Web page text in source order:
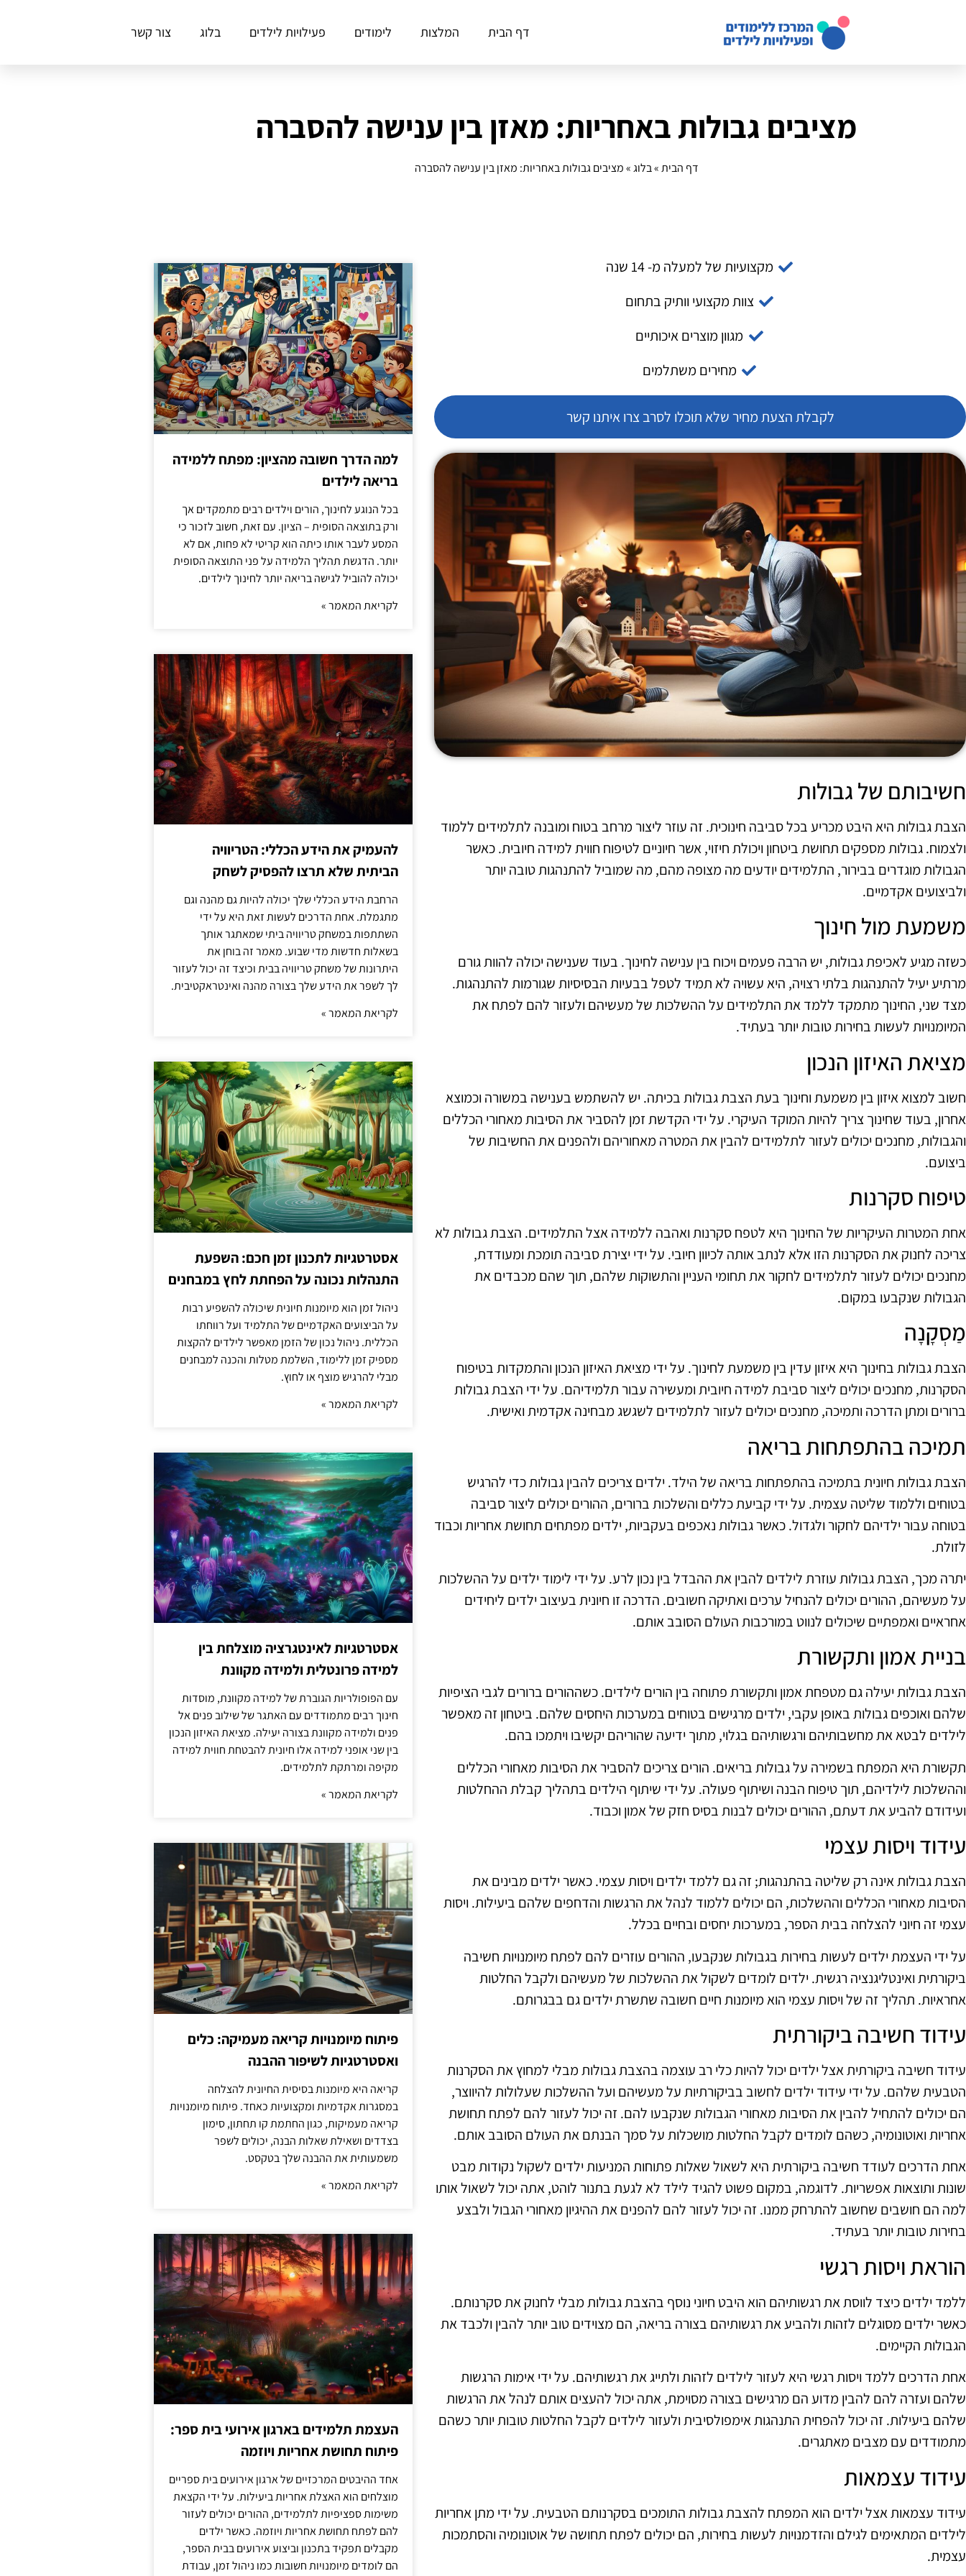
דף הבית המלצות לימודים פעילויות לילדים בלוג צור קשר
מציבים גבולות באחריות: מאזן בין ענישה להסברה
דף הבית»בלוג»מציבים גבולות באחריות: מאזן בין ענישה להסברה
מקצועיות של למעלה מ- 14 שנה
צוות מקצועי וותיק בתחום
מגוון מוצרים איכותיים
מחירים משתלמים
לקבלת הצעת מחיר שלא תוכלו לסרב צרו איתנו קשר
חשיבותם של גבולות
הצבת גבולות היא היבט מכריע בכל סביבה חינוכית. זה עוזר ליצור מרחב בטוח ומובנה לתלמידים ללמוד
ולצמוח. גבולות מספקים תחושת ביטחון ויכולת חיזוי, אשר חיוניים לטיפוח חווית למידה חיובית. כאשר
הגבולות מוגדרים בבירור, התלמידים יודעים מה מצופה מהם, מה שמוביל להתנהגות טובה יותר
ולביצועים אקדמיים.
משמעת מול חינוך
כשזה מגיע לאכיפת גבולות, יש הרבה פעמים ויכוח בין ענישה לחינוך. בעוד שענישה יכולה להוות גורם
מרתיע יעיל להתנהגות בלתי רצויה, היא עשויה לא תמיד לטפל בבעיות הבסיסיות שגורמות להתנהגות.
מצד שני, החינוך מתמקד ללמד את התלמידים על ההשלכות של מעשיהם ולעזור להם לפתח את
המיומנויות לעשות בחירות טובות יותר בעתיד.
מציאת האיזון הנכון
חשוב למצוא איזון בין משמעת וחינוך בעת הצבת גבולות בכיתה. יש להשתמש בענישה במשורה וכמוצא
אחרון, בעוד שחינוך צריך להיות המוקד העיקרי. על ידי הקדשת זמן להסביר את הסיבות מאחורי הכללים
והגבולות, מחנכים יכולים לעזור לתלמידים להבין את המטרה מאחוריהם ולהפנים את החשיבות של
ביצועם.
טיפוח סקרנות
אחת המטרות העיקריות של החינוך היא לטפח סקרנות ואהבה ללמידה אצל התלמידים. הצבת גבולות לא
צריכה לחנוק את הסקרנות הזו אלא לנתב אותה לכיוון חיובי. על ידי יצירת סביבה תומכת ומעודדת,
מחנכים יכולים לעזור לתלמידים לחקור את תחומי העניין והתשוקות שלהם, תוך שהם מכבדים את
הגבולות שנקבעו במקום.
מַסְקָנָה
הצבת גבולות בחינוך היא איזון עדין בין משמעת לחינוך. על ידי מציאת האיזון הנכון והתמקדות בטיפוח
הסקרנות, מחנכים יכולים ליצור סביבת למידה חיובית ומעשירה עבור תלמידיהם. על ידי הצבת גבולות
ברורים ומתן הדרכה ותמיכה, מחנכים יכולים לעזור לתלמידים לשגשג מבחינה אקדמית ואישית.
תמיכה בהתפתחות בריאה
הצבת גבולות חיונית בתמיכה בהתפתחות בריאה של הילד. ילדים צריכים להבין גבולות כדי להרגיש
בטוחים וללמוד שליטה עצמית. על ידי קביעת כללים והשלכות ברורים, ההורים יכולים ליצור סביבה
בטוחה עבור ילדיהם לחקור ולגדול. כאשר גבולות נאכפים בעקביות, ילדים מפתחים תחושת אחריות וכבוד
לזולת.
יתרה מכך, הצבת גבולות עוזרת לילדים להבין את ההבדל בין נכון לרע. על ידי לימוד ילדים על ההשלכות
על מעשיהם, ההורים יכולים להנחיל ערכים ואתיקה חשובים. הדרכה זו חיונית בעיצוב ילדים ליחידים
אחראיים ואמפתיים שיכולים לנווט במורכבות העולם הסובב אותם.
בניית אמון ותקשורת
הצבת גבולות יעילה גם מטפחת אמון ותקשורת פתוחה בין הורים לילדים. כשההורים ברורים לגבי הציפיות
שלהם ואוכפים גבולות באופן עקבי, ילדים מרגישים בטוחים במערכות היחסים שלהם. ביטחון זה מאפשר
לילדים לבטא את מחשבותיהם ורגשותיהם בגלוי, מתוך ידיעה שהוריהם יקשיבו ויתמכו בהם.
תקשורת היא המפתח בשמירה על גבולות בריאים. הורים צריכים להסביר את הסיבות מאחורי הכללים
וההשלכות לילדיהם, תוך טיפוח הבנה ושיתוף פעולה. על ידי שיתוף הילדים בתהליך קבלת ההחלטות
ועידודם להביע את דעתם, ההורים יכולים לבנות בסיס חזק של אמון וכבוד.
עידוד ויסות עצמי
הצבת גבולות אינה רק שליטה בהתנהגות; זה גם ללמד ילדים ויסות עצמי. כאשר ילדים מבינים את
הסיבות מאחורי הכללים וההשלכות, הם יכולים ללמוד לנהל את הרגשות והדחפים שלהם ביעילות. ויסות
עצמי זה חיוני להצלחה בבית הספר, במערכות יחסים ובחיים בכלל.
על ידי העצמת ילדים לעשות בחירות בגבולות שנקבעו, ההורים עוזרים להם לפתח מיומנויות חשיבה
ביקורתית ואינטליגנציה רגשית. ילדים לומדים לשקול את ההשלכות של מעשיהם ולקבל החלטות
אחראיות. תהליך זה של ויסות עצמי הוא מיומנות חיים חשובה שתשרת ילדים גם בבגרותם.
עידוד חשיבה ביקורתית
עידוד חשיבה ביקורתית אצל ילדים יכול להיות כלי רב עוצמה בהצבת גבולות מבלי למחוץ את הסקרנות
הטבעית שלהם. על ידי עידוד ילדים לחשוב בביקורתיות על מעשיהם ועל ההשלכות שעלולות להיווצר,
הם יכולים להתחיל להבין את הסיבות מאחורי הגבולות שנקבעו להם. זה יכול לעזור להם לפתח תחושת
אחריות ואוטונומיה, כשהם לומדים לקבל החלטות מושכלות על סמך הבנתם את העולם הסובב אותם.
אחת הדרכים לעודד חשיבה ביקורתית היא לשאול שאלות פתוחות המניעות ילדים לשקול נקודות מבט
שונות ותוצאות אפשריות. לדוגמה, במקום פשוט להגיד לילד לא לגעת בתנור לוהט, אתה יכול לשאול אותו
למה הם חושבים שחשוב להתרחק ממנו. זה יכול לעזור להם להפנים את ההיגיון מאחורי הגבול ולבצע
בחירות טובות יותר בעתיד.
הוראת ויסות רגשי
ללמד ילדים כיצד לווסת את רגשותיהם הוא היבט חיוני נוסף בהצבת גבולות מבלי לחנוק את סקרנותם.
כאשר ילדים מסוגלים לזהות ולהביע את רגשותיהם בצורה בריאה, הם מצוידים טוב יותר להבין ולכבד את
הגבולות הקיימים.
אחת הדרכים ללמד ויסות רגשי היא לעזור לילדים לזהות ולתייג את רגשותיהם. על ידי אימות הרגשות
שלהם ועזרה להם להבין מדוע הם מרגישים בצורה מסוימת, אתה יכול להעצים אותם לנהל את הרגשות
שלהם ביעילות. זה יכול להפחית התנהגות אימפולסיבית ולעזור לילדים לקבל החלטות טובות יותר כשהם
מתמודדים עם מצבים מאתגרים.
עידוד עצמאות
עידוד עצמאות אצל ילדים הוא המפתח להצבת גבולות התומכים בסקרנותם הטבעית. על ידי מתן אחריות
לילדים המתאימים לגילם והזדמנויות לעשות בחירות, הם יכולים לפתח תחושה של אוטונומיה והסתמכות
עצמית.
למה הדרך חשובה מהציון: מפתח ללמידה
בריאה לילדים
בכל הנוגע לחינוך, הורים וילדים רבים מתמקדים אך
ורק בתוצאה הסופית – הציון. עם זאת, חשוב לזכור כי
המסע לעבר אותו כיתה הוא קריטי לא פחות, אם לא
יותר. הדגשת תהליך הלמידה על פני התוצאה הסופית
יכולה להוביל לגישה בריאה יותר לחינוך לילדים.
לקריאת המאמר »
להעמיק את הידע הכללי: הטריוויה
הביתית שלא תרצו להפסיק לשחק
הרחבת הידע הכללי שלך יכולה להיות גם מהנה וגם
מתגמלת. אחת הדרכים לעשות זאת היא על ידי
השתתפות במשחק טריוויה ביתי שמאתגר אותך
בשאלות חדשות מדי שבוע. מאמר זה בוחן את
היתרונות של משחק טריוויה בבית וכיצד זה יכול לעזור
לך לשפר את הידע שלך בצורה מהנה ואינטראקטיבית.
לקריאת המאמר »
אסטרטגיות לתכנון זמן חכם: השפעת
התנהלות נכונה על הפחתת לחץ במבחנים
ניהול זמן הוא מיומנות חיונית שיכולה להשפיע רבות
על הביצועים האקדמיים של התלמיד ועל רווחתו
הכללית. ניהול נכון של הזמן מאפשר לילדים להקצות
מספיק זמן ללימוד, השלמת מטלות והכנה למבחנים
מבלי להרגיש מוצף או לחוץ.
לקריאת המאמר »
אסטרטגיות לאינטגרציה מוצלחת בין
למידה פרונטלית ולמידה מקוונת
עם הפופולריות הגוברת של למידה מקוונת, מוסדות
חינוך רבים מתמודדים עם האתגר של שילוב פנים אל
פנים ולמידה מקוונת בצורה יעילה. מציאת האיזון הנכון
בין שני אופני למידה אלו חיונית להבטחת חווית למידה
מקיפה ומרתקת לתלמידים.
לקריאת המאמר »
פיתוח מיומנויות קריאה מעמיקה: כלים
ואסטרטגיות לשיפור ההבנה
קריאה היא מיומנות בסיסית החיונית להצלחה
במסגרות אקדמיות ומקצועיות כאחד. פיתוח מיומנויות
קריאה מעמיקות, כגון החתמת קו תחתון, סימון
בצדדים ושאילת שאלות הבנה, יכולים לשפר
משמעותית את ההבנה שלך בטקסט.
לקריאת המאמר »
העצמת תלמידים בארגון אירועי בית ספר:
פיתוח תחושת אחריות ויוזמה
אחד ההיבטים המרכזיים של ארגון אירועים בית ספריים
מוצלחים הוא האצלת אחריות ביעילות. על ידי הקצאת
משימות ספציפיות לתלמידים, ההורים יכולים לעזור
להם לפתח תחושת אחריות ויוזמה. כאשר ילדים
מקבלים תפקיד בתכנון וביצוע אירועים בבית הספר,
הם לומדים מיומנויות חשובות כמו ניהול זמן, עבודת